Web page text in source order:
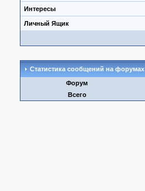
Интересы
Личный Ящик
Статистика сообщений на форумах
Форум
Всего